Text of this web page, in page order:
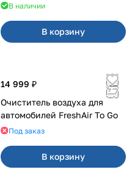
В наличии
В корзину
14 999 ₽
Очиститель воздуха для
автомобилей FreshAir To Go
Под заказ
В корзину